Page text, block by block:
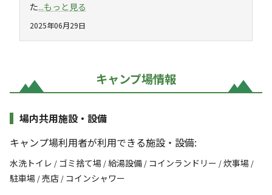
た...もっと見る
2025年06月29日
キャンプ場情報
場内共用施設・設備
キャンプ場利用者が利用できる施設・設備:
水洗トイレ / ゴミ捨て場 /給湯設備/ コインランドリー /炊事場 /
駐車場 /売店/ コインシャワー